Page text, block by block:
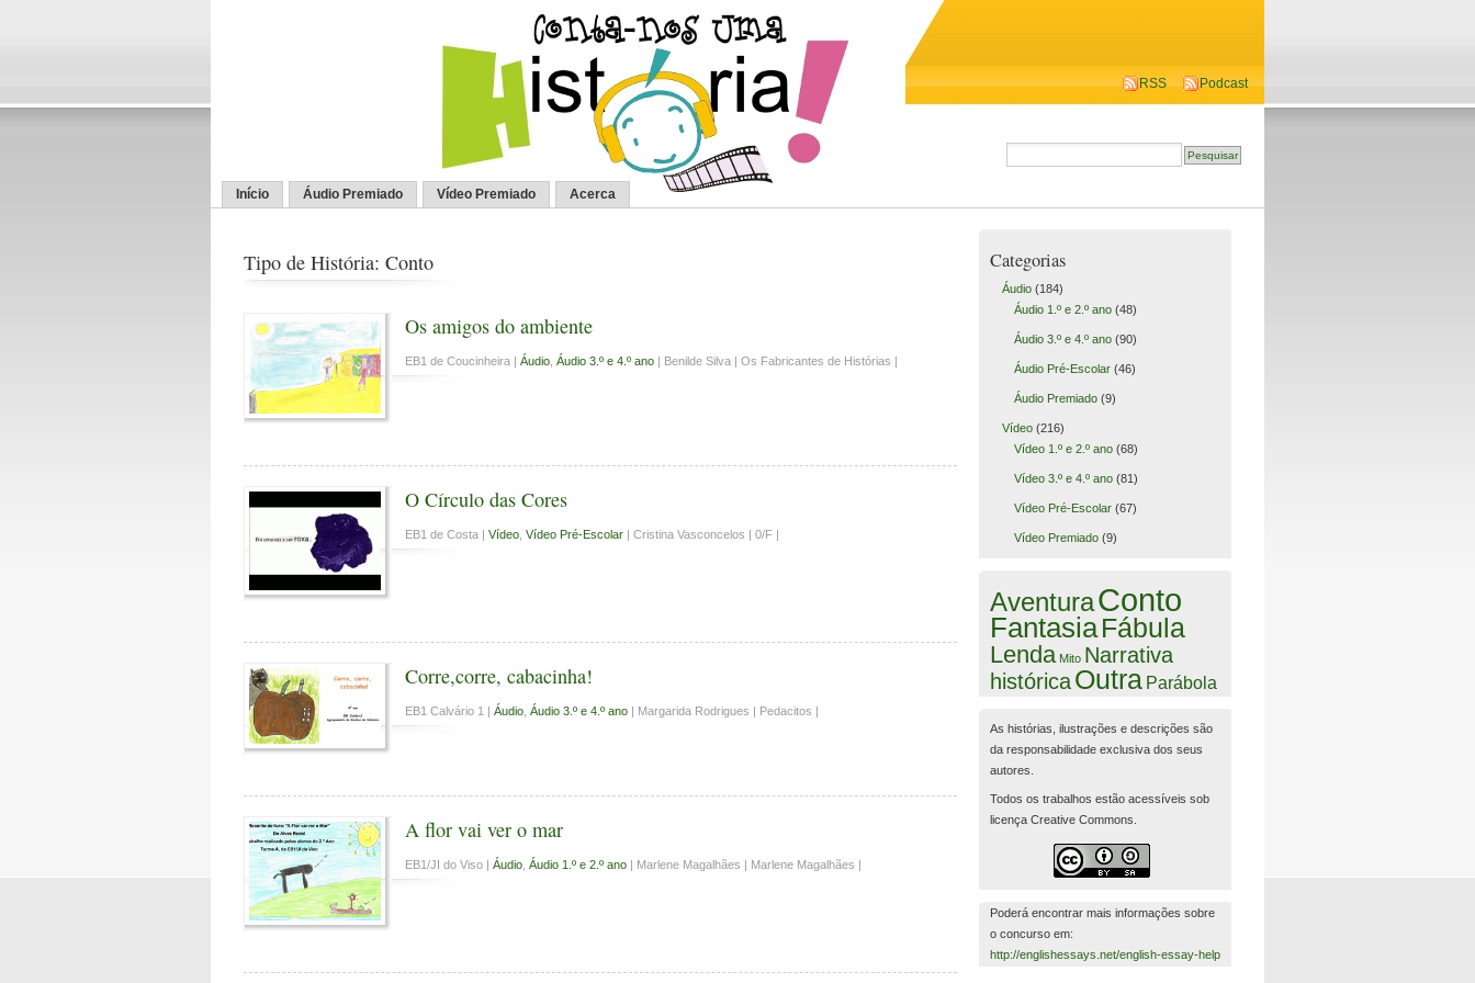
RSS Podcast
Início Áudio Premiado Vídeo Premiado Acerca
Tipo de História: Conto
Os amigos do ambiente
EB1 de Coucinheira |Áudio,Áudio 3.º e 4.º ano | Benilde Silva | Os Fabricantes de Histórias |
O Círculo das Cores
EB1 de Costa |Vídeo ,Vídeo Pré-Escolar | Cristina Vasconcelos | 0/F |
Corre,corre, cabacinha!
EB1 Calvário 1 |Áudio ,Áudio 3.º e 4.º ano | Margarida Rodrigues | Pedacitos |
A flor vai ver o mar
EB1/JI do Viso |Áudio ,Áudio 1.º e 2.º ano | Marlene Magalhães | Marlene Magalhães |
Categorias
Áudio(184)
Áudio 1.º e 2.º ano(48)
Áudio 3.º e 4.º ano(90)
Áudio Pré-Escolar(46)
Áudio Premiado(9)
Vídeo(216)
Vídeo 1.º e 2.º ano(68)
Vídeo 3.º e 4.º ano(81)
Vídeo Pré-Escolar(67)
Vídeo Premiado(9)
AventuraConto
FantasiaFábula
Lenda Mito Narrativa
históricaOutra Parábola
As histórias, ilustrações e descrições são
da responsabilidade exclusiva dos seus
autores.
Todos os trabalhos estão acessíveis sob
licença Creative Commons.
Poderá encontrar mais informações sobre
o concurso em:
http://englishessays.net/english-essay-help